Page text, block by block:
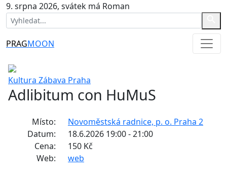
9. srpna 2026, svátek má Roman
PRAGMOON
Kultura Zábava Praha
Adlibitum con HuMuS
Místo:
Novoměstská radnice, p. o. Praha 2
Datum:
18.6.2026 19:00 - 21:00
Cena:
150 Kč
Web:
web